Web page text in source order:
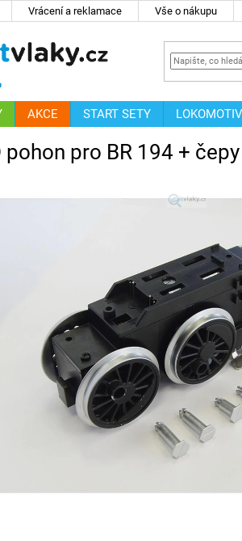
Vrácení a reklamace Vše o nákupu
AKCE START SETY
pohon pro BR 194 +